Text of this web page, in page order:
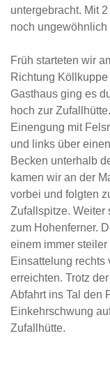
untergebracht. Mit
noch
Früh starteten wir
Richtung
Gasthaus ging es
hoch zur
Einengung mit
und links über
Becken unterhalb
kamen wir an der
vorbei und folgten
Zufallspitze. Weiter
zum Hohenferner.
einem immer
Einsattelung rechts
erreichten. Trotz
Abfahrt ins Tal den
Einkehrschwung
Zufallhütte.